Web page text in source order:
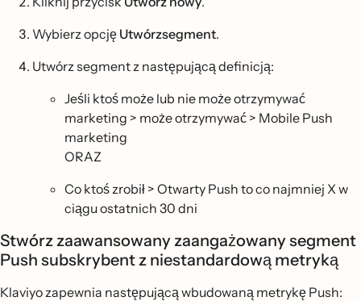
Wybierz opcję Utwórzsegment.
Utwórz segment z następującą definicją:
Jeśli ktoś może lub nie może otrzymywać
marketing > może otrzymywać > Mobile Push
marketing
ORAZ
Co ktoś zrobił > Otwarty Push to co najmniej X w
ciągu ostatnich 30 dni
Stwórz zaawansowany zaangażowany segment
Push subskrybent z niestandardową metryką
Klaviyo zapewnia następującą wbudowaną metrykę Push: